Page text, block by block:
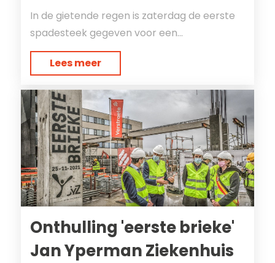
In de gietende regen is zaterdag de eerste
spadesteek gegeven voor een...
Lees meer
Onthulling 'eerste brieke'
Jan Yperman Ziekenhuis